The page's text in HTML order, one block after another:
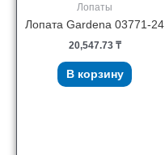
Лопаты
Лопата Gardena 03771-24
20,547.73 ₸
В корзину